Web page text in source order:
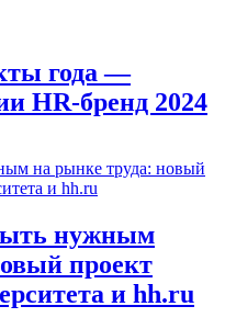
года —
HR-бренд 2024
нужным
проект
и hh.ru